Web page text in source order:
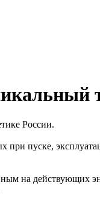
России.
пуске,
на действующих